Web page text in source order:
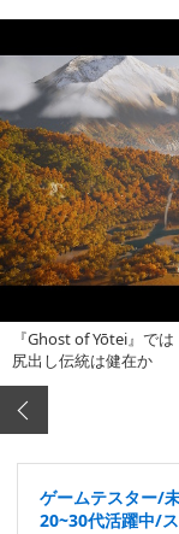
『Ghost of Yōtei』で
尻出し伝統は健在か
ゲームテスター/
20~30代活躍中/